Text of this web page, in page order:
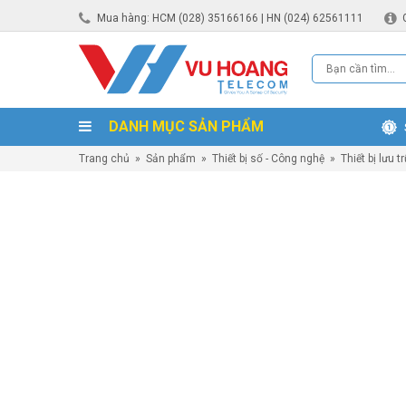
Mua hàng: HCM (028) 35166166 | HN (024) 62561111
DANH MỤC SẢN PHẨM
Trang chủ » Sản phẩm » Thiết bị số - Công nghệ » Thiết bị lưu